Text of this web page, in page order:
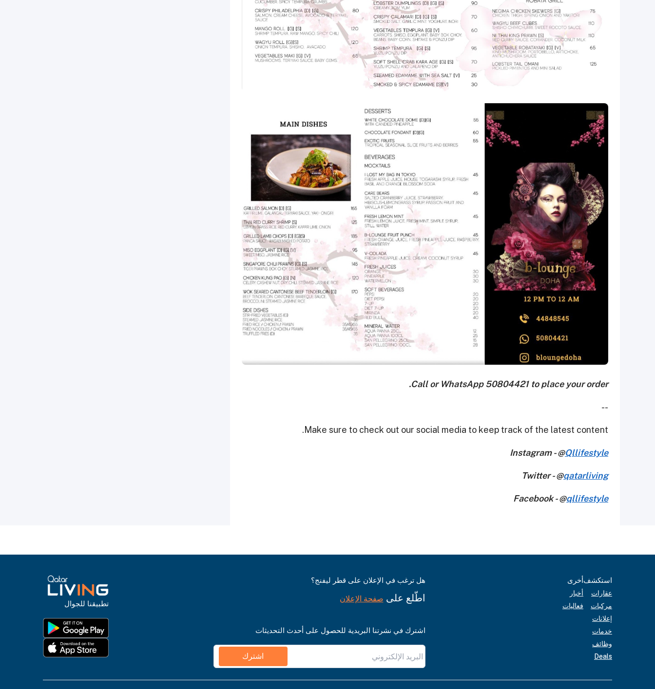
Call or WhatsApp 50804421 to place your order.
--
Make sure to check out our social media to keep track of the latest content.
Instagram - @Qllifestyle
Twitter - @qatarliving
Facebook - @qllifestyle
استكشف
عقارات
مركبات
إعلانات
خدمات
وظائف
Deals
أخرى
أخبار
فعاليات
هل ترغب في الإعلان على قطر ليفنج؟
اطّلع على صفحة الإعلان
اشترك في نشرتنا البريدية للحصول على أحدث التحديثات
اشترك
تطبيقنا للجوال